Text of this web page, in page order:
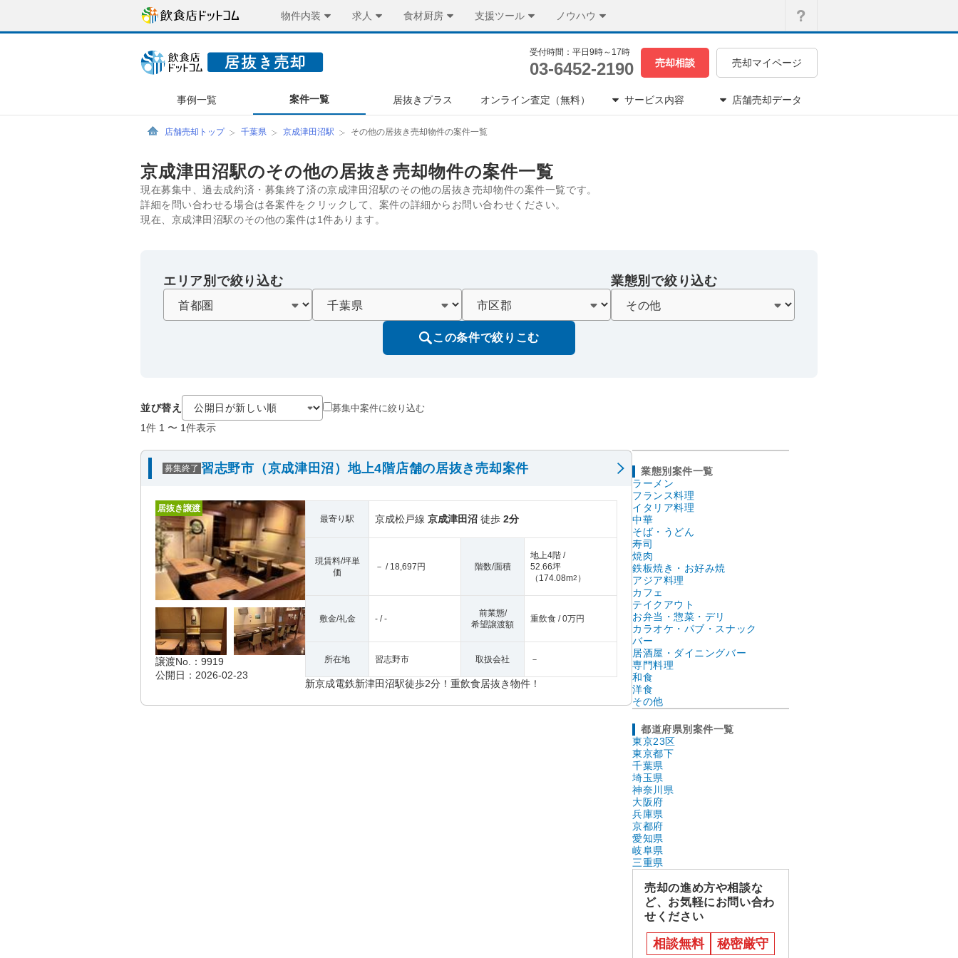
物件内装 求人 食材厨房 支援ツール ノウハウ
受付時間：平日9時～17時
03-6452-2190 売却相談 売却マイページ
事例一覧 案件一覧 居抜きプラス オンライン査定（無料） サービス内容 店舗売却データ
店舗売却トップ 千葉県 京成津田沼駅 その他の居抜き売却物件の案件一覧
京成津田沼駅のその他の居抜き売却物件の案件一覧
現在募集中、過去成約済・募集終了済の京成津田沼駅のその他の居抜き売却物件の案件一覧です。
詳細を問い合わせる場合は各案件をクリックして、案件の詳細からお問い合わせください。
現在、京成津田沼駅のその他の案件は1件あります。
エリア別で絞り込む 業態別で絞り込む
この条件で絞りこむ
並び替え 募集中案件に絞り込む
1件 1 〜 1件表示
募集終了 習志野市（京成津田沼）地上4階店舗の居抜き売却案件
居抜き譲渡
譲渡No.：9919
公開日：2026-02-23
最寄り駅 京成松戸線 京成津田沼 徒歩 2分
現賃料/坪単
価
－ / 18,697円 階数/面積
地上4階 /
52.66坪
（ 174.08m2 ）
敷金/礼金 - / -
前業態/
希望譲渡額
重飲食 / 0万円
所在地 習志野市 取扱会社 －
新京成電鉄新津田沼駅徒歩2分！重飲食居抜き物件！
業態別案件一覧
ラーメン
フランス料理
イタリア料理
中華
そば・うどん
寿司
焼肉
鉄板焼き・お好み焼
アジア料理
カフェ
テイクアウト
お弁当・惣菜・デリ
カラオケ・パブ・スナック
バー
居酒屋・ダイニングバー
専門料理
和食
洋食
その他
都道府県別案件一覧
東京23区
東京都下
千葉県
埼玉県
神奈川県
大阪府
兵庫県
京都府
愛知県
岐阜県
三重県
売却の進め方や相談な
ど、お気軽にお問い合わ
せください
相談無料 秘密厳守